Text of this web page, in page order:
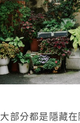
大部分都是隱藏